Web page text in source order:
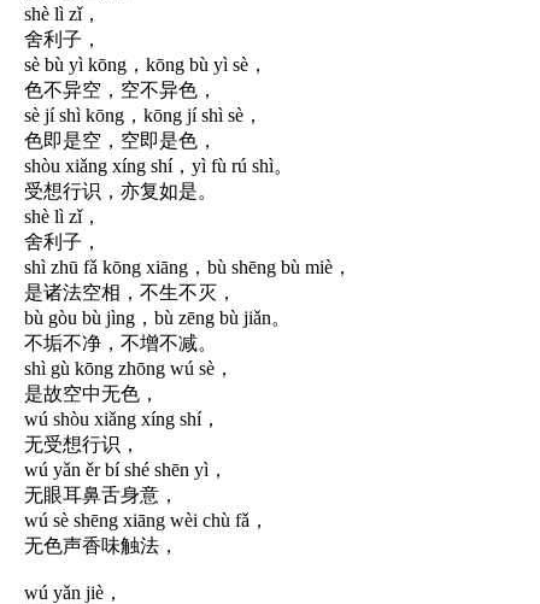
shè lì zǐ，
舍利子，
sè bù yì kōng，kōng bù yì sè，
色不异空，空不异色，
sè jí shì kōng，kōng jí shì sè，
色即是空，空即是色，
shòu xiǎng xíng shí，yì fù rú shì。
受想行识，亦复如是。
shè lì zǐ，
舍利子，
shì zhū fǎ kōng xiāng，bù shēng bù miè，
是诸法空相，不生不灭，
bù gòu bù jìng，bù zēng bù jiǎn。
不垢不净，不增不减。
shì gù kōng zhōng wú sè，
是故空中无色，
wú shòu xiǎng xíng shí，
无受想行识，
wú yǎn ěr bí shé shēn yì，
无眼耳鼻舌身意，
wú sè shēng xiāng wèi chù fǎ，
无色声香味触法，
wú yǎn jiè，